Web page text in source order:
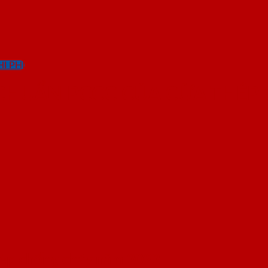
PHÍ
PCCC CỦA CỬA THÉP